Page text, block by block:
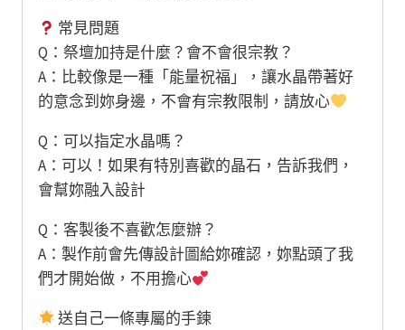
常見問題
Q：祭壇加持是什麼？會不會很宗教？
A：比較像是一種「能量祝福」，讓水晶帶著好
的意念到妳身邊，不會有宗教限制，請放心
Q：可以指定水晶嗎？
A：可以！如果有特別喜歡的晶石，告訴我們，
會幫妳融入設計
Q：客製後不喜歡怎麼辦？
A：製作前會先傳設計圖給妳確認，妳點頭了我
們才開始做，不用擔心
送自己一條專屬的手鍊